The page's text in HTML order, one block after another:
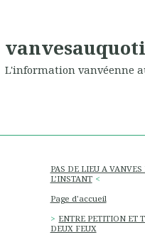
L'information vanvéenne
PAS DE LIEU A
L’INSTANT
Page d'accueil
ENTRE PETITION ET
DEUX FEUX